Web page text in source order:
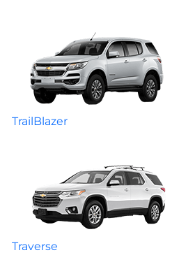
TrailBlazer
Traverse